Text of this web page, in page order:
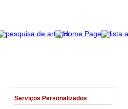
Serviços Personalizados